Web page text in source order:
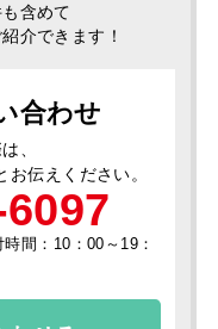
含めて
介できます！
合わせ
、
お伝えください。
間：10：00～19：